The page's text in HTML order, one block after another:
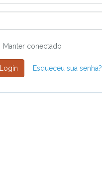
Manter conectado
Login Esqueceu sua senha?